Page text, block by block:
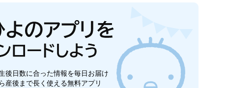
後日数に合った情報を毎日お届け
産後まで長く使える無料アプリ